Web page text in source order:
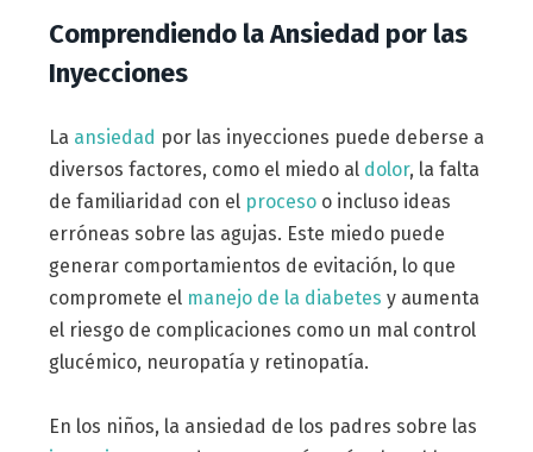
Comprendiendo la Ansiedad por las
Inyecciones
La ansiedad por las inyecciones puede deberse a
diversos factores, como el miedo al dolor, la falta
de familiaridad con el procesoo incluso ideas
erróneas sobre las agujas. Este miedo puede
generar comportamientos de evitación, lo que
compromete el manejo de la diabetes y aumenta
el riesgo de complicaciones como un mal control
glucémico, neuropatía y retinopatía.
En los niños, la ansiedad de los padres sobre las